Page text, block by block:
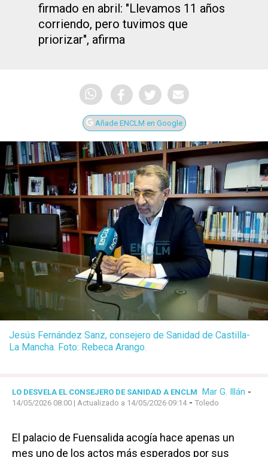
firmado en abril: "Llevamos 11 años
corriendo, pero tuvimos que
priorizar", afirma
Añade ENCLM en Google
Jesús Fernández Sanz, consejero de Sanidad de Castilla-
La Mancha. Foto: Rebeca Arango.
LO DESVELA EL CONSEJERO DE SANIDAD A ENCLM Mar G. Illán -
14/05/2026 08:00 | Actualizado a 14/05/2026 09:14- Toledo
El palacio de Fuensalida acogía hace apenas un
mes uno de los actos más esperados por sus